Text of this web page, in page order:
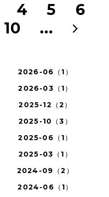
4 5
6
10 ...
2026-06（1）
2026-03（1）
2025-12（2）
2025-10（3）
2025-06（1）
2025-03（1）
2024-09（2）
2024-06（1）